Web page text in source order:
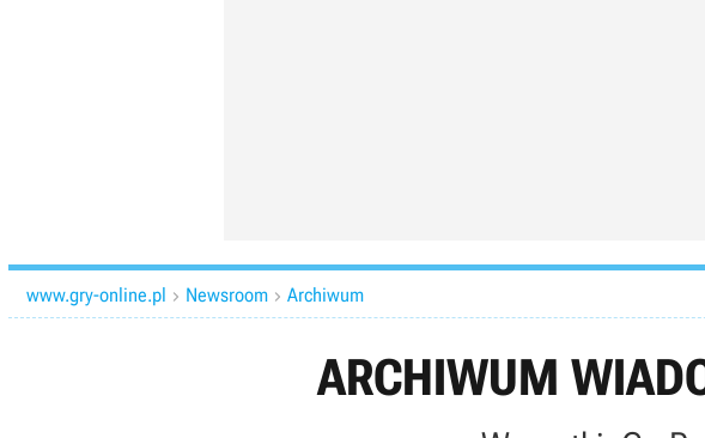
www.gry-online.pl  Newsroom  Archiwum
ARCHIWUM